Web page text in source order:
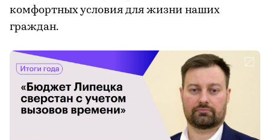
комфортных условия для жизни наших
граждан.